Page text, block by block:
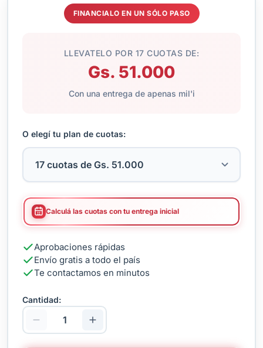
FINANCIALO EN UN SÓLO PASO
LLEVATELO POR 17 CUOTAS DE:
Gs. 51.000
Con una entrega de apenas mil'i
O elegí tu plan de cuotas:
Calculá las cuotas con tu entrega inicial
Aprobaciones rápidas
Envío gratis a todo el país
Te contactamos en minutos
Cantidad: